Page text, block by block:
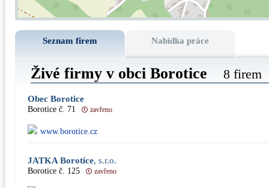
Seznam firem Nabídka práce
Živé firmy v obci Borotice 8 firem
Obec Borotice
Borotice č. 71 zavřeno
www.borotice.cz
JATKA Borotice, s.r.o.
Borotice č. 125 zavřeno